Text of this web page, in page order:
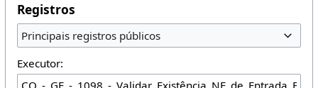
Registros
Principais registros públicos
Executor: